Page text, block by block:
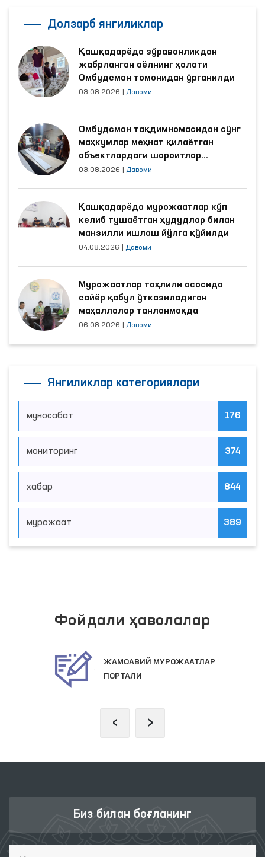
Долзарб янгиликлар
Қашқадарёда зўравонликдан
жабрланган аёлнинг ҳолати
Омбудсман томонидан ўрганилди
03.08.2026 Давоми
Омбудсман тақдимномасидан сўнг
маҳкумлар меҳнат қилаётган
объектлардаги шароитлар
яхшиланди
03.08.2026 Давоми
Қашқадарёда мурожаатлар кўп
келиб тушаётган ҳудудлар билан
манзилли ишлаш йўлга қўйилди
04.08.2026 Давоми
Мурожаатлар таҳлили асосида
сайёр қабул ўтказиладиган
маҳаллалар танланмоқда
06.08.2026 Давоми
Янгиликлар категориялари
муносабат 176
мониторинг 374
хабар 844
мурожаат 389
Фойдали ҳаволалар
ЖАМОАВИЙ МУРОЖААТЛАР
ПОРТАЛИ
‹ ›
Биз билан боғланинг